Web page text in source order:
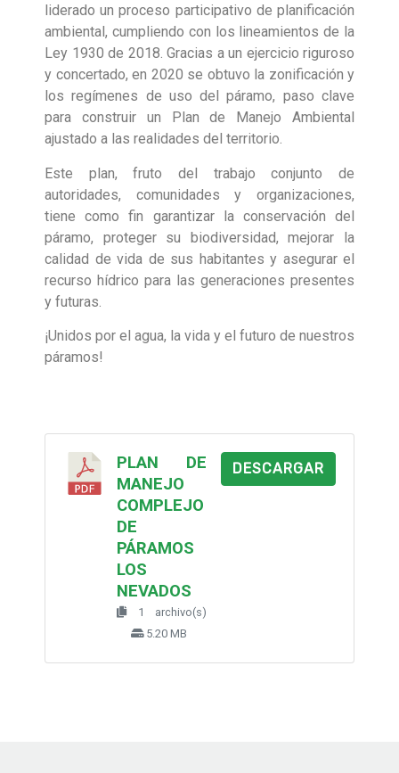
liderado un proceso participativo de planificación
ambiental, cumpliendo con los lineamientos de la
Ley 1930 de 2018. Gracias a un ejercicio riguroso
y concertado, en 2020 se obtuvo la zonificación y
los regímenes de uso del páramo, paso clave
para construir un Plan de Manejo Ambiental
ajustado a las realidades del territorio.
Este plan, fruto del trabajo conjunto de
autoridades, comunidades y organizaciones,
tiene como fin garantizar la conservación del
páramo, proteger su biodiversidad, mejorar la
calidad de vida de sus habitantes y asegurar el
recurso hídrico para las generaciones presentes
y futuras.
¡Unidos por el agua, la vida y el futuro de nuestros
páramos!
PLAN DE
MANEJO
COMPLEJO
DE
PÁRAMOS
LOS
NEVADOS
1 archivo(s)
5.20 MB
DESCARGAR